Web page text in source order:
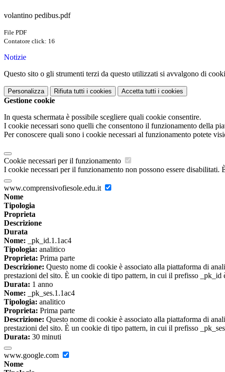
volantino pedibus.pdf
File PDF
Contatore click: 16
Notizie
Questo sito o gli strumenti terzi da questo utilizzati si avvalgono di
Personalizza Rifiuta tutti i cookies Accetta tutti i cookies
Gestione cookie
In questa schermata è possibile scegliere quali cookie consentire.
I cookie necessari sono quelli che consentono il funzionamento della
Per conoscere quali sono i cookie necessari al funzionamento potete
Cookie necessari per il funzionamento
I cookie necessari per il funzionamento non possono essere
www.comprensivofiesole.edu.it
Nome
Tipologia
Proprieta
Descrizione
Durata
Nome: _pk_id.1.1ac4
Tipologia: analitico
Proprieta: Prima parte
Descrizione: Questo nome di cookie è associato alla piattaforma di
prestazioni del sito. È un cookie di tipo pattern, in cui il prefisso
Durata: 1 anno
Nome: _pk_ses.1.1ac4
Tipologia: analitico
Proprieta: Prima parte
Descrizione: Questo nome di cookie è associato alla piattaforma di
prestazioni del sito. È un cookie di tipo pattern, in cui il prefisso
Durata: 30 minuti
www.google.com
Nome